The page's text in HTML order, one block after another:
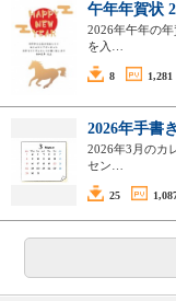
午年年賀状
2026年午年の
を入…
8 1,281
2026年手書
2026年3月のカ
セン…
25